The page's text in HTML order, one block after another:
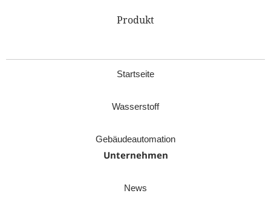
Produkt
Startseite
Wasserstoff
Gebäudeautomation
Unternehmen
News